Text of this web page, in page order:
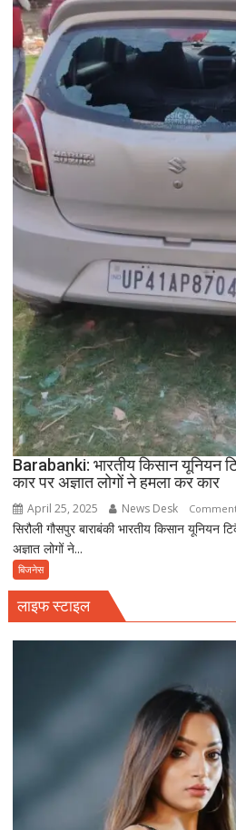
Barabanki: भारतीय किसान यूनियन
कार पर अज्ञात लोगों ने हमला कर कार
April 25, 2025 News Desk
सिरौली गौसपुर बाराबंकी भारतीय किसान
अज्ञात लोगों ने...
बिजनेस
लाइफ स्टाइल